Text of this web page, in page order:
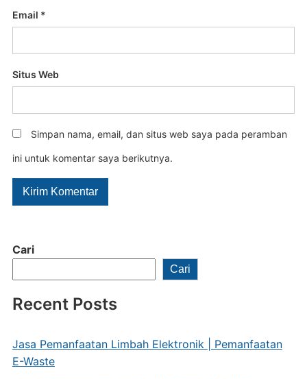
Cari
Cari
Recent Posts
Jasa Pemanfaatan Limbah Elektronik | Pemanfaatan
E-Waste
Email *
Situs Web
Simpan nama, email, dan situs web saya pada peramban
ini untuk komentar saya berikutnya.